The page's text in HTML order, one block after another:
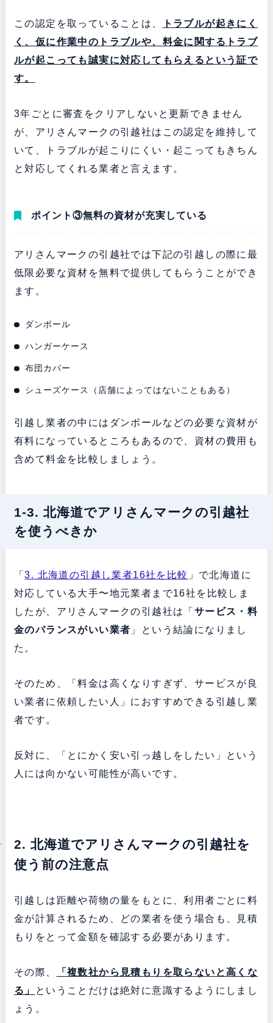
この認定を取っていることは、
トラブルが起きにく
く、仮に作業中のトラブルや、 料金に関するトラブ
ルが起こっても誠実に対応してもらえるという証で
す。
3年ごとに審査をクリアしないと更新できません
が、アリさんマークの引越社はこの認定を維持して
いて、トラブルが起こりにくい・起こってもきちん
と対応してくれる業者と言えます。
ポイント③無料の資材が充実している
アリさんマークの引越社では下記の引越しの際に最
低限必要な資材を無料で提供してもらうことができ
ます。
ダンボール
ハンガーケース
布団カバー
シューズケース（店舗によってはないこともある）
引越し業者の中にはダンボールなどの必要な資材が
有料になっているところもあるので、資材の費用も
含めて料金を比較しましょう。
1-3. 北海道でアリさんマークの引越社
を使うべきか
「3. 北海道の引越し業者16社を比較 」で北海道に
対応している大手〜地元業者まで16社を比較しま
したが、アリさんマークの引越社は「 サービス・料
金のバランスがいい業者 」という結論になりまし
た。
そのため、「料金は高くなりすぎず、サービスが良
い業者に依頼したい人」におすすめできる引越し業
者です。
反対に、「とにかく安い引っ越しをしたい」という
人には向かない可能性が高いです。
2. 北海道でアリさんマークの引越社を
使う前の注意点
引越しは距離や荷物の量をもとに、利用者ごとに料
金が計算されるため、どの業者を使う場合も、見積
もりをとって金額を確認する必要があります。
その際、
「複数社から見積もりを取らないと高くな
る」
ということだけは絶対に意識するようにしまし
ょう。